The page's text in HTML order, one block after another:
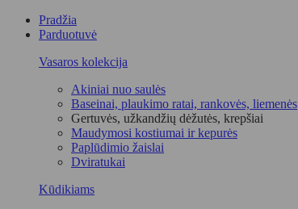
Pradžia
Parduotuvė
Vasaros kolekcija
Akiniai nuo saulės
Baseinai, plaukimo ratai, rankovės, liemenės
Gertuvės, užkandžių dėžutės, krepšiai
Maudymosi kostiumai ir kepurės
Paplūdimio žaislai
Dviratukai
Kūdikiams